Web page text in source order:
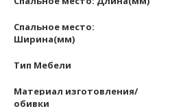
Спальное место:
Ширина(мм)
Тип Мебели
Материал изготовления/
обивки